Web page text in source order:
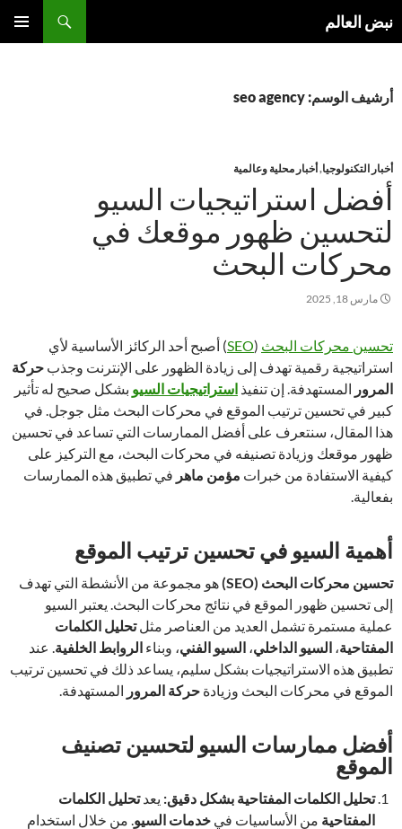
إلىنبض العالم
أرشيف الوسم: seo agency
أخبار التكنولوجيا,أخبار محلية وعالمية
أفضل استراتيجيات السيو
لتحسين ظهور موقعك في
محركات البحث
مارس 18, 2025
تحسين محركات البحث (
SEO) أصبح أحد الركائز الأساسية لأي
استراتيجية رقمية تهدف إلى زيادة الظهور على الإنترنت وجذب حركة
المرور المستهدفة. إن تنفيذ استراتيجيات السيو بشكل صحيح له تأثير
كبير في تحسين ترتيب الموقع في محركات البحث مثل جوجل. في
هذا المقال، سنتعرف على أفضل الممارسات التي تساعد في تحسين
ظهور موقعك وزيادة تصنيفه في محركات البحث، مع التركيز على
كيفية الاستفادة من خبرات مؤمن ماهر في تطبيق هذه الممارسات
بفعالية.
أهمية السيو في تحسين ترتيب الموقع
تحسين محركات البحث (SEO)
هو مجموعة من الأنشطة التي تهدف
إلى تحسين ظهور الموقع في نتائج محركات البحث. يعتبر السيو
عملية مستمرة تشمل العديد من العناصر مثلتحليل الكلمات
المفتاحية، السيو الداخلي، السيو الفني، وبناء الروابط الخلفية. عند
تطبيق هذه الاستراتيجيات بشكل سليم، يساعد ذلك في تحسين ترتيب
الموقع في محركات البحث وزيادة حركة المرور المستهدفة.
أفضل ممارسات السيو لتحسين تصنيف
الموقع
تحليل الكلمات المفتاحية بشكل دقيق: يعدتحليل الكلمات
المفتاحية من الأساسيات في خدمات السيو. من خلال استخدام